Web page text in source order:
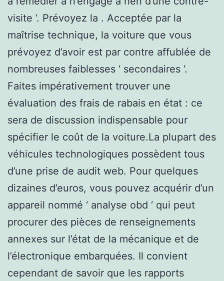
visite ‘. Prévoyez la . Acceptée par la
maîtrise technique, la voiture que vous
prévoyez d’avoir est par contre affublée de
nombreuses faiblesses ‘ secondaires ‘.
Faites impérativement trouver une
évaluation des frais de rabais en état : ce
sera de discussion indispensable pour
spécifier le coût de la voiture.La plupart des
véhicules technologiques possèdent tous
d’une prise de audit web. Pour quelques
dizaines d’euros, vous pouvez acquérir d’un
appareil nommé ‘ analyse obd ‘ qui peut
procurer des pièces de renseignements
annexes sur l’état de la mécanique et de
l’électronique embarquées. Il convient
cependant de savoir que les rapports